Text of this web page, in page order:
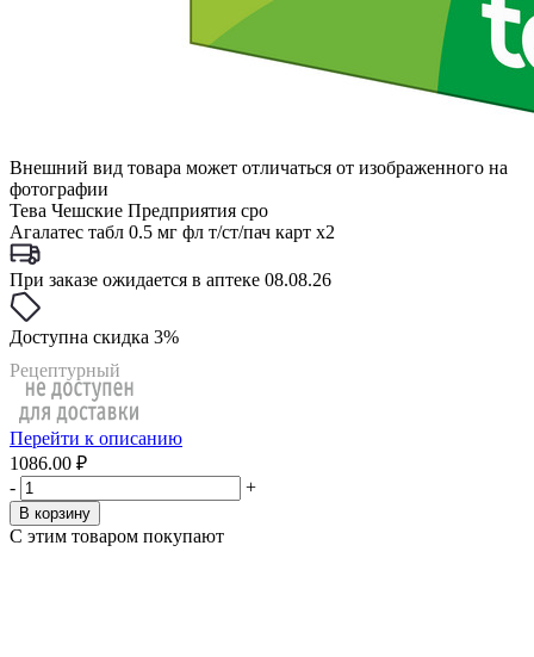
Внешний вид товара может отличаться от изображенного на
фотографии
Тева Чешские Предприятия сро
Агалатес табл 0.5 мг фл т/ст/пач карт x2
При заказе ожидается в аптеке 08.08.26
Доступна скидка 3%
Рецептурный
Перейти к описанию
1086.00 ₽
-
+
В корзину
С этим товаром покупают